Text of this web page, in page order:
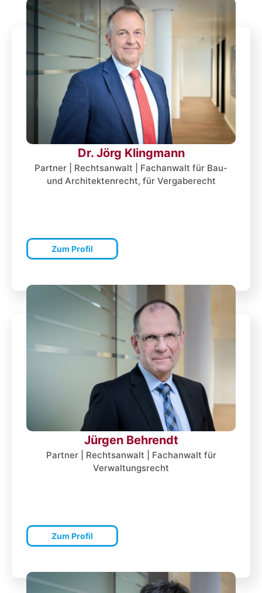
Dr. Jörg Klingmann
Partner | Rechtsanwalt | Fachanwalt für Bau-
und Architektenrecht, für Vergaberecht
Zum Profil
Jürgen Behrendt
Partner | Rechtsanwalt | Fachanwalt für
Verwaltungsrecht
Zum Profil